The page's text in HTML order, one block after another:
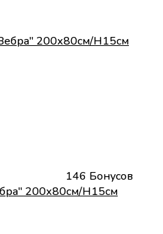
146 Бонусов
200х80см/H15см